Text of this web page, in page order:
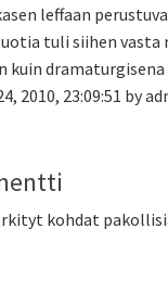
leffaan
tuli siihen vasta
kuin
2010, 23:09:51 by
kohdat